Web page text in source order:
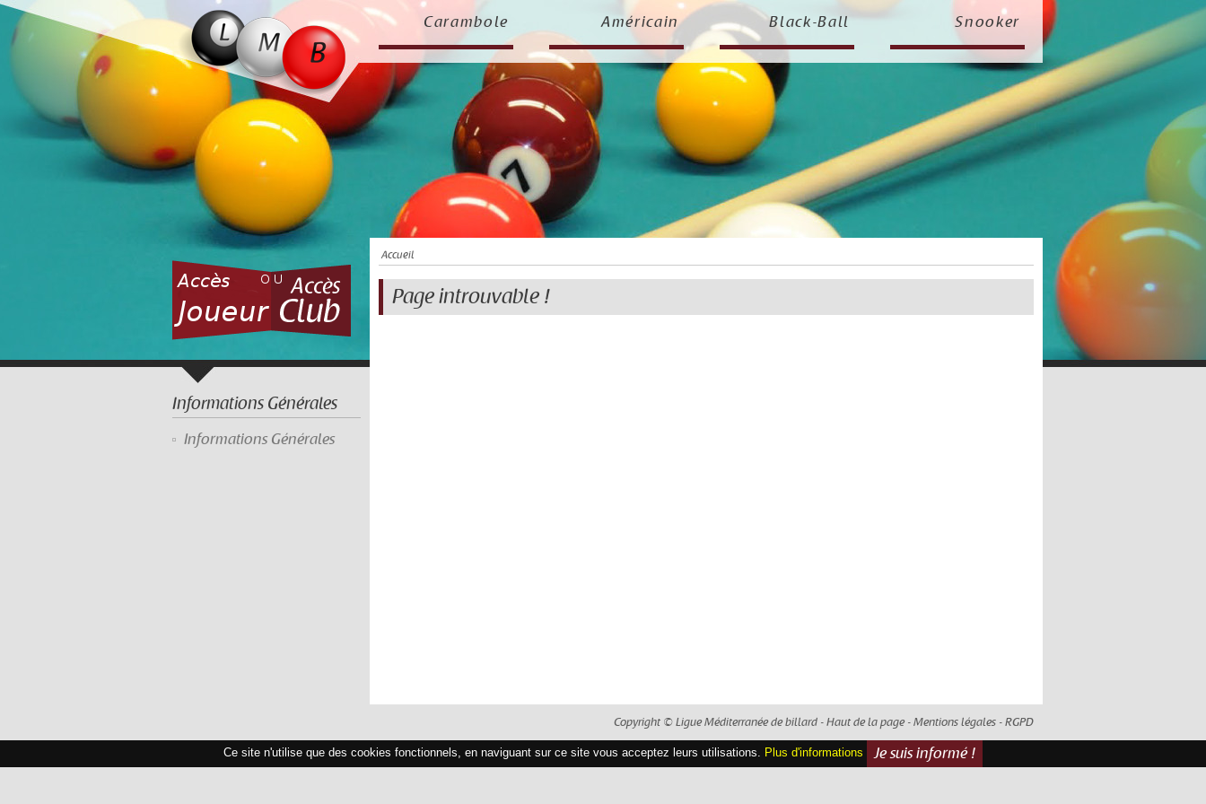
Carambole Américain Black-Ball Snooker
Informations Générales
Informations Générales
Accueil
Page introuvable !
Copyright © Ligue Méditerranée de billard -Haut de la page-Mentions légales -RGPD
Ce site n'utilise que des cookies fonctionnels, en naviguant sur ce site vous acceptez leurs utilisations. Plus d'informations